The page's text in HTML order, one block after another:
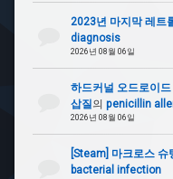
2023년 마지막 레트
diagnosis
2026년 08월 06일
하드커널 오드로이
삽질의 penicillin
2026년 08월 06일
[Steam] 마크로스
bacterial infection